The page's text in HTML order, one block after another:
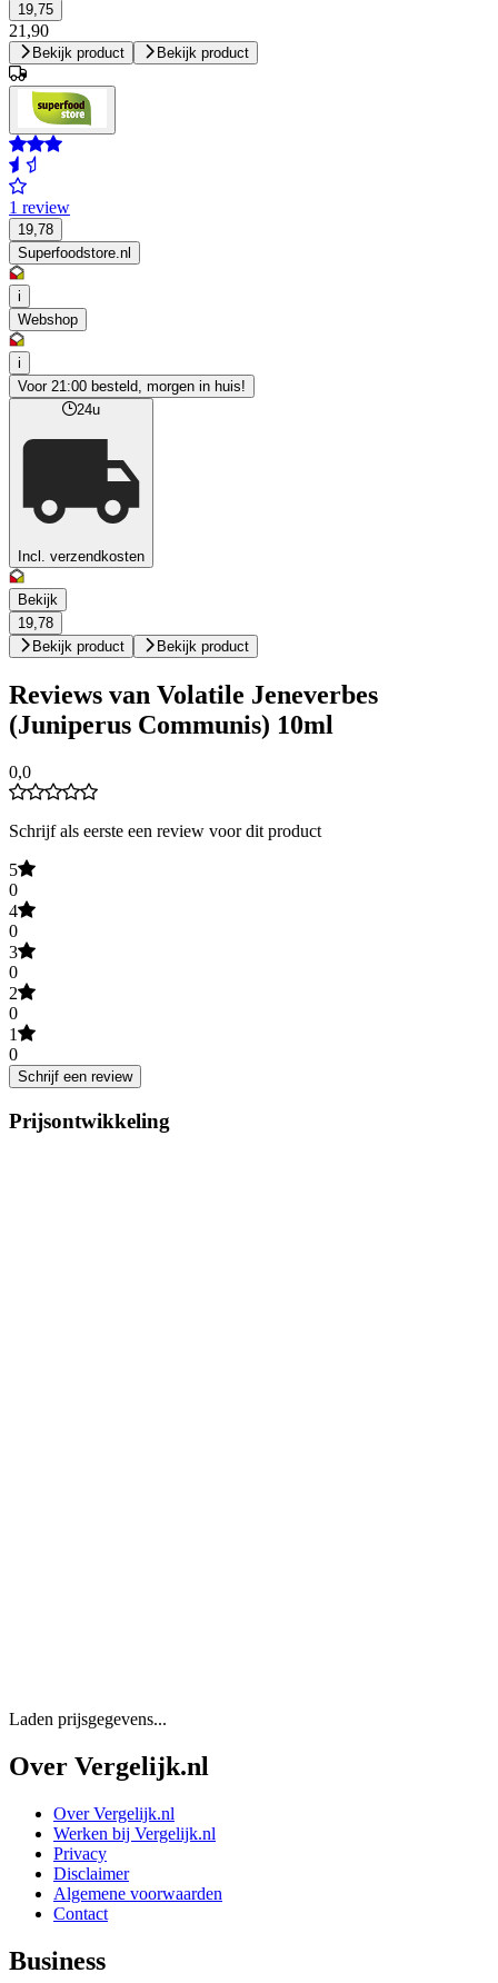
19,75
21,90
Bekijk product Bekijk product
1 review
19,78
Superfoodstore.nl
i
Webshop
i
Voor 21:00 besteld, morgen in huis!
24u
Incl. verzendkosten
Bekijk
19,78
Bekijk product
Bekijk product
Reviews van Volatile Jeneverbes
(Juniperus Communis) 10ml
0,0
Schrijf als eerste een review voor dit product
5
0
4
0
3
0
2
0
1
0
Schrijf een review
Prijsontwikkeling
Laden prijsgegevens...
Over Vergelijk.nl
Over Vergelijk.nl
Werken bij Vergelijk.nl
Privacy
Disclaimer
Algemene voorwaarden
Contact
Business